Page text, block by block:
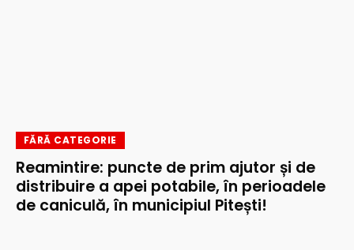
FĂRĂ CATEGORIE
Reamintire: puncte de prim ajutor și de
distribuire a apei potabile, în perioadele
de caniculă, în municipiul Pitești!